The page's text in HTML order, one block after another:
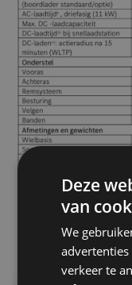
Deze
van
We
verkeer te